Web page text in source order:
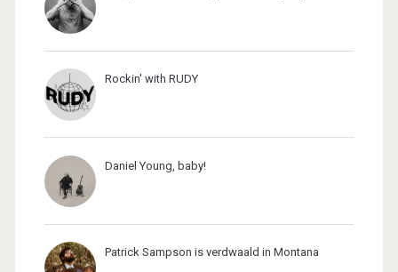
Rockin' with RUDY
Daniel Young, baby!
Patrick Sampson is verdwaald in Montana